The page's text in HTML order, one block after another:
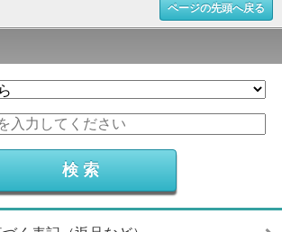
ページの先頭へ戻る